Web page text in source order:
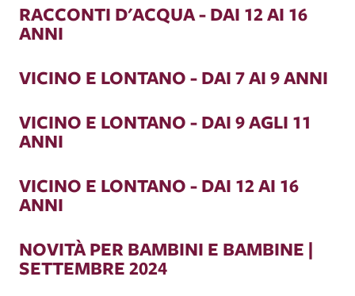
RACCONTI D'ACQUA - DAI 12 AI 16
ANNI
VICINO E LONTANO - DAI 7 AI 9 ANNI
VICINO E LONTANO - DAI 9 AGLI 11
ANNI
VICINO E LONTANO - DAI 12 AI 16
ANNI
NOVITÀ PER BAMBINI E BAMBINE |
SETTEMBRE 2024